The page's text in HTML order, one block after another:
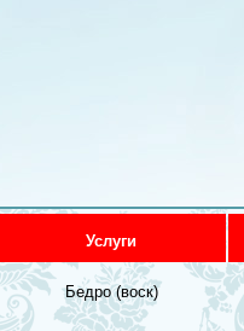
Услуги
Бедро (воск)